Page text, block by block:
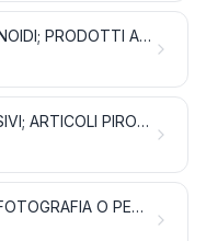
SOSTANZE ALBUMINOIDI; PRODOTTI A BASE DI AMIDI O DI FECOLE MODIFICATI; COLLE; ENZIMI
POLVERI ED ESPLOSIVI; ARTICOLI PIROTECNICI; FIAMMIFERI; LEGHE PIROFORICHE; SOSTANZE INFIAMMABILI
PRODOTTI PER LA FOTOGRAFIA O PER LA CINEMATOGRAFIA